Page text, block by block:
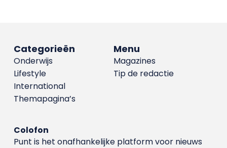
Menu
Magazines
Tip de redactie
Categorieën
Onderwijs
Lifestyle
International
Themapagina’s
Colofon
Punt is het onafhankelijke platform voor nieuws